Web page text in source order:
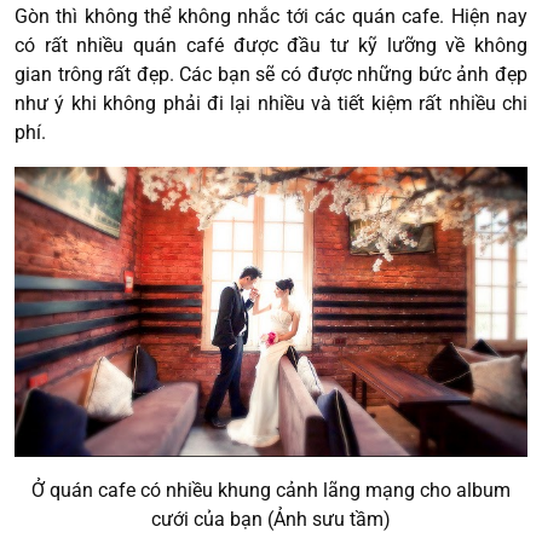
Gòn thì không thể không nhắc tới các quán cafe. Hiện nay
có rất nhiều quán café được đầu tư kỹ lưỡng về không
gian trông rất đẹp. Các bạn sẽ có được những bức ảnh đẹp
như ý khi không phải đi lại nhiều và tiết kiệm rất nhiều chi
phí.
Ở quán cafe có nhiều khung cảnh lãng mạng cho album
cưới của bạn (Ảnh sưu tầm)